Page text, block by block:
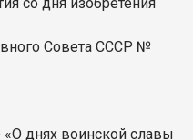
Совета СССР №
днях воинской славы